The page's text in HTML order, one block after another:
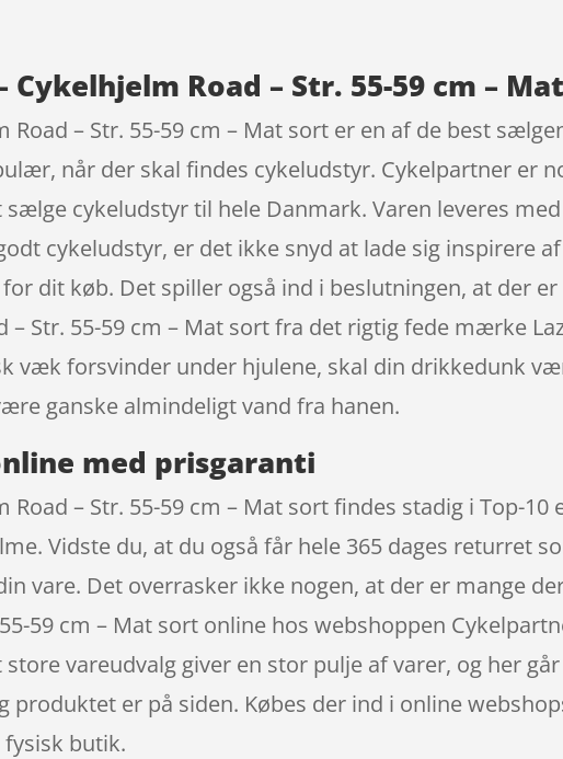
Cykelhjelm Road – Str. 55-59 cm –
Road – Str. 55-59 cm – Mat sort er en af de best
når der skal findes cykeludstyr. Cykelpartner er
cykeludstyr til hele Danmark. Varen leveres
cykeludstyr, er det ikke snyd at lade sig inspirere
dit køb. Det spiller også ind i beslutningen, at der
– Str. 55-59 cm – Mat sort fra det rigtig fede mærke
væk forsvinder under hjulene, skal din drikkedunk
ganske almindeligt vand fra hanen.
med prisgaranti
Road – Str. 55-59 cm – Mat sort findes stadig i Top-
Vidste du, at du også får hele 365 dages returret
vare. Det overrasker ikke nogen, at der er mange
59 cm – Mat sort online hos webshoppen
vareudvalg giver en stor pulje af varer, og her
produktet er på siden. Købes der ind i online
butik.